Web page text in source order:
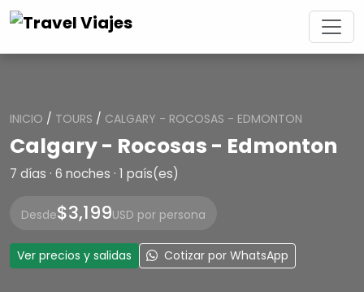
INICIO / TOURS / CALGARY - ROCOSAS - EDMONTON
Calgary - Rocosas - Edmonton
7 días · 6 noches · 1 país(es)
Desde$3,199USD por persona
Ver precios y salidas Cotizar por WhatsApp